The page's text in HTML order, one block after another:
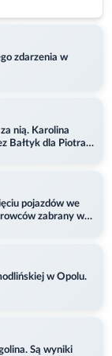
zdarzenia w
nią. Karolina
Bałtyk dla Piotra.
pojazdów we
zabrany w
w Opolu.
Są wyniki